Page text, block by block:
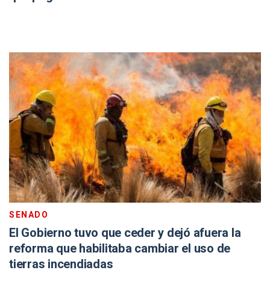
SENADO
El Gobierno tuvo que ceder y dejó afuera la
reforma que habilitaba cambiar el uso de
tierras incendiadas